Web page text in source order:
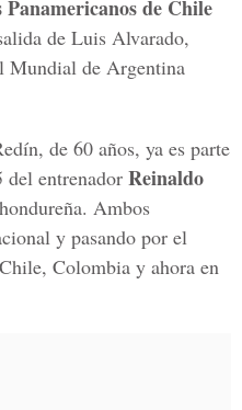
Panamericanos de Chile
de Luis Alvarado,
Mundial de Argentina
de 60 años, ya es parte
del entrenador Reinaldo
Ambos
y pasando por el
Colombia y ahora en